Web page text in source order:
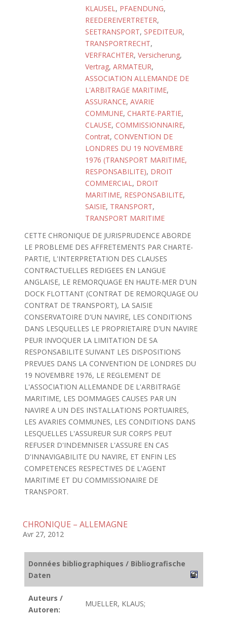
KLAUSEL, PFAENDUNG,
REEDEREIVERTRETER,
SEETRANSPORT, SPEDITEUR,
TRANSPORTRECHT,
VERFRACHTER, Versicherung,
Vertrag, ARMATEUR,
ASSOCIATION ALLEMANDE DE
L'ARBITRAGE MARITIME,
ASSURANCE, AVARIE
COMMUNE, CHARTE-PARTIE,
CLAUSE, COMMISSIONNAIRE,
Contrat, CONVENTION DE
LONDRES DU 19 NOVEMBRE
1976 (TRANSPORT MARITIME,
RESPONSABILITE), DROIT
COMMERCIAL, DROIT
MARITIME, RESPONSABILITE,
SAISIE, TRANSPORT,
TRANSPORT MARITIME
CETTE CHRONIQUE DE JURISPRUDENCE ABORDE
LE PROBLEME DES AFFRETEMENTS PAR CHARTE-
PARTIE, L'INTERPRETATION DES CLAUSES
CONTRACTUELLES REDIGEES EN LANGUE
ANGLAISE, LE REMORQUAGE EN HAUTE-MER D'UN
DOCK FLOTTANT (CONTRAT DE REMORQUAGE OU
CONTRAT DE TRANSPORT), LA SAISIE
CONSERVATOIRE D'UN NAVIRE, LES CONDITIONS
DANS LESQUELLES LE PROPRIETAIRE D'UN NAVIRE
PEUR INVOQUER LA LIMITATION DE SA
RESPONSABILITE SUIVANT LES DISPOSITIONS
PREVUES DANS LA CONVENTION DE LONDRES DU
19 NOVEMBRE 1976, LE REGLEMENT DE
L'ASSOCIATION ALLEMANDE DE L'ARBITRAGE
MARITIME, LES DOMMAGES CAUSES PAR UN
NAVIRE A UN DES INSTALLATIONS PORTUAIRES,
LES AVARIES COMMUNES, LES CONDITIONS DANS
LESQUELLES L'ASSUREUR SUR CORPS PEUT
REFUSER D'INDEMNISER L'ASSURE EN CAS
D'INNAVIGABILITE DU NAVIRE, ET ENFIN LES
COMPETENCES RESPECTIVES DE L'AGENT
MARITIME ET DU COMMISSIONAIRE DE
TRANSPORT.
CHRONIQUE – ALLEMAGNE
Avr 27, 2012
Données bibliographiques / Bibliografische
Daten
Auteurs /
Autoren:
MUELLER, KLAUS;